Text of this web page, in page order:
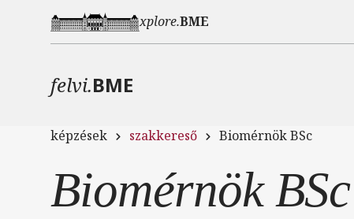
Ugrás a tartalomra
xplore.BME
felvi.BME
képzések szakkereső Biomérnök BSc
Biomérnök BSc